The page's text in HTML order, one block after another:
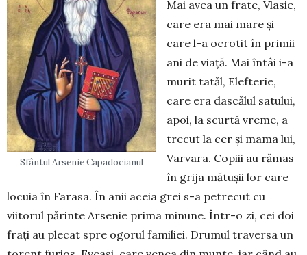
Sfântul Arsenie Capadocianul
Mai avea un frate, Vlasie,
care era mai mare și
care l-a ocrotit în primii
ani de viață. Mai întâi i-a
murit tatăl, Elefterie,
care era das­călul satului,
apoi, la scurtă vreme, a
trecut la cer și mama lui,
Varvara. Copiii au rămas
în grija mătușii lor care
locuia în Farasa. În anii aceia grei s-a petrecut cu
viitorul pă­rinte Arsenie prima minu­ne. Într-o zi, cei doi
frați au plecat spre ogorul familiei. Drumul traversa un